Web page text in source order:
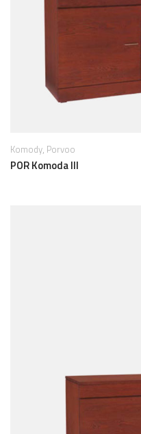
Komody, Porvoo
POR Komoda III